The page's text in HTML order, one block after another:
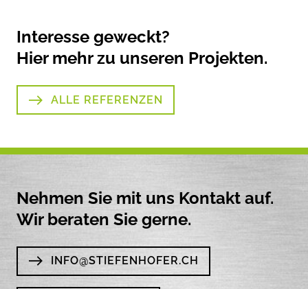
Interesse geweckt?
Hier mehr zu unseren Projekten.
ALLE REFERENZEN
Nehmen Sie mit uns Kontakt auf.
Wir beraten Sie gerne.
INFO@STIEFENHOFER.CH